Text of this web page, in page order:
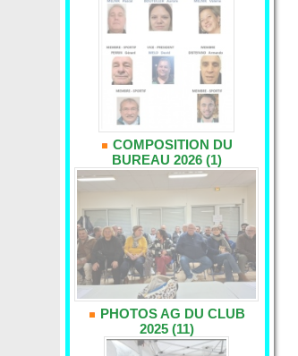
COMPOSITION DU
BUREAU 2026 (1)
PHOTOS AG DU CLUB
2025 (11)